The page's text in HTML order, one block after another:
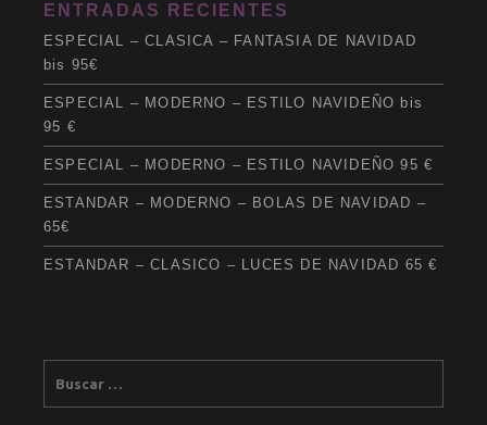
ENTRADAS RECIENTES
ESPECIAL – CLASICA – FANTASIA DE NAVIDAD
bis 95€
ESPECIAL – MODERNO – ESTILO NAVIDEÑO bis
95 €
ESPECIAL – MODERNO – ESTILO NAVIDEÑO 95 €
ESTANDAR – MODERNO – BOLAS DE NAVIDAD –
65€
ESTANDAR – CLASICO – LUCES DE NAVIDAD 65 €